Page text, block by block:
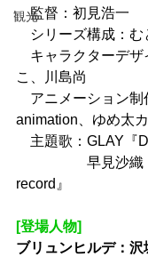
観光
監督：初見浩一
シリーズ構成：む
キャラクターデザ
こ、川島尚
アニメーション制
animation、ゆめ太
主題歌：GLAY『
早見沙織『
record』
[登場人物]
ブリュンヒルデ：沢